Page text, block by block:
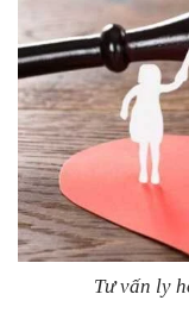
Tư vấn ly